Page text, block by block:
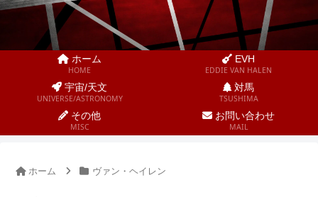
ホーム
HOME
EVH
EDDIE VAN HALEN
宇宙/天文
UNIVERSE/ASTRONOMY
対馬
TSUSHIMA
その他
MISC
お問い合わせ
MAIL
ホーム ヴァン・ヘイレン